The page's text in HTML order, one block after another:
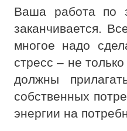
Ваша работа по
заканчивается.
многое надо
стресс – не
должны
собственных
энергии на